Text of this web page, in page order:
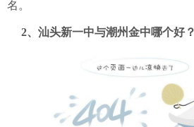
名。
2、汕头新一中与潮州金中哪个好？